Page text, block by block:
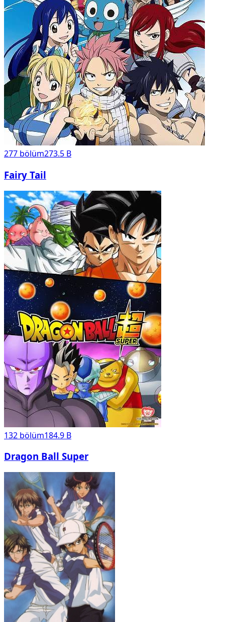
277 bölüm273.5 B
Fairy Tail
132 bölüm184.9 B
Dragon Ball Super